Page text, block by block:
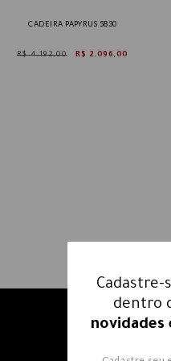
CADEIRA PAPYRUS 5830
R$ 4.192,00 R$ 2.096,00
Receba
Cadastre-
dentro
novidades